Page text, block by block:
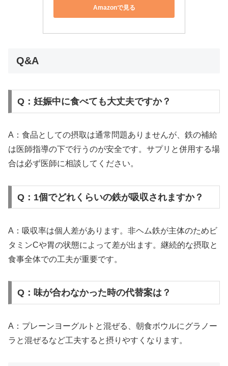
Amazonで見る
Q&A
Q：妊娠中に食べても大丈夫ですか？
A：食品としての摂取は通常問題ありませんが、鉄の補給
は医師指導の下で行うのが安全です。サプリと併用する場
合は必ず医師に相談してください。
Q：1個でどれくらいの鉄が吸収されますか？
A：吸収率は個人差があります。非ヘム鉄が主体のためビ
タミンCや胃の状態によって差が出ます。継続的な摂取と
食事全体での工夫が重要です。
Q：味が合わなかった時の代替案は？
A：プレーンヨーグルトと混ぜる、朝食ボウルにグラノー
ラと混ぜるなど工夫すると摂りやすくなります。